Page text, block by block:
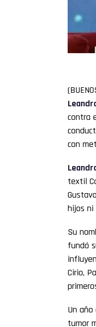
contra
con
textil
hijos ni
Su
fundó
Cirio,
Un
tumor